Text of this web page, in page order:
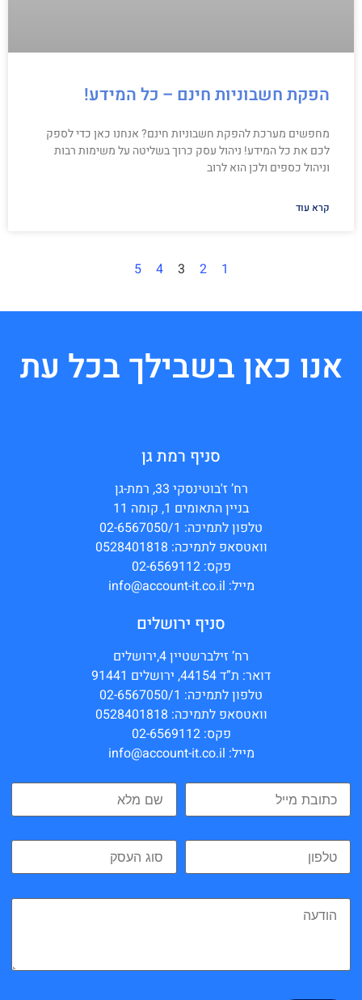
הפקת חשבוניות חינם – כל המידע!
מחפשים מערכת להפקת חשבוניות חינם? אנחנו כאן כדי לספק
לכם את כל המידע! ניהול עסק כרוך בשליטה על משימות רבות
וניהול כספים ולכן הוא לרוב
קרא עוד
1
2
3
4
5
אנו כאן בשבילך בכל עת
סניף רמת גן
רח’ ז'בוטינסקי 33, רמת-גן
בניין התאומים 1, קומה 11
טלפון לתמיכה: 02-6567050/1
וואטסאפ לתמיכה: 0528401818
פקס: 02-6569112
מייל: info@account-it.co.il
סניף ירושלים
רח’ זילברשטיין 4,ירושלים
דואר: ת”ד 44154, ירושלים 91441
טלפון לתמיכה: 02-6567050/1
וואטסאפ לתמיכה: 0528401818
פקס: 02-6569112
מייל: info@account-it.co.il